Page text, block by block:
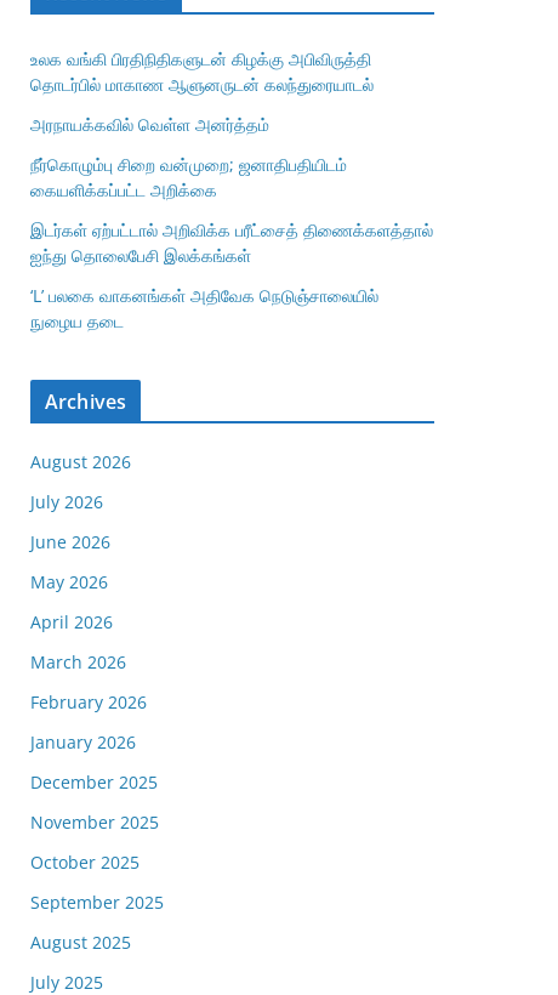
உலக வங்கி பிரதிநிதிகளுடன் கிழக்கு அபிவிருத்தி
தொடர்பில் மாகாண ஆளுனருடன் கலந்துரையாடல்
அரநாயக்கவில் வெள்ள அனர்த்தம்
நீர்கொழும்பு சிறை வன்முறை; ஜனாதிபதியிடம்
கையளிக்கப்பட்ட அறிக்கை
இடர்கள் ஏற்பட்டால் அறிவிக்க பரீட்சைத் திணைக்களத்தால்
ஐந்து தொலைபேசி இலக்கங்கள்
‘L’ பலகை வாகனங்கள் அதிவேக நெடுஞ்சாலையில்
நுழைய தடை
Archives
August 2026
July 2026
June 2026
May 2026
April 2026
March 2026
February 2026
January 2026
December 2025
November 2025
October 2025
September 2025
August 2025
July 2025